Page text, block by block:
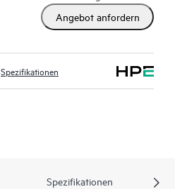
Angebot anfordern
Spezifikationen
Spezifikationen